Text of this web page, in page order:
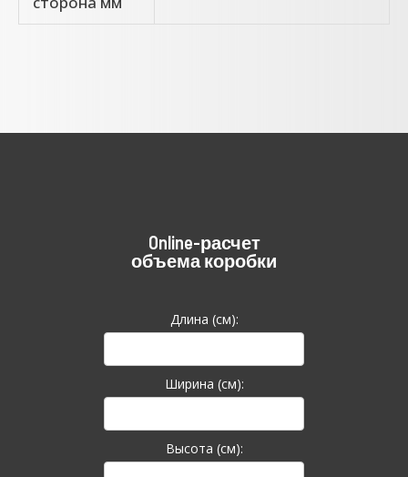
Online-расчет
объема коробки
Длина (см):
Ширина (см):
Высота (см):